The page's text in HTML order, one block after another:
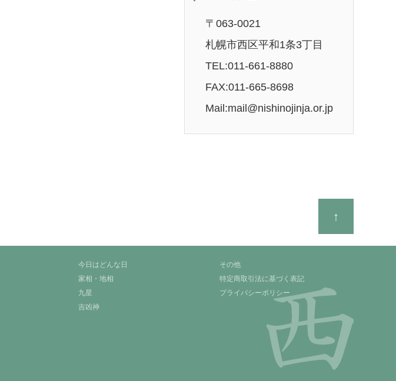
〒063-0021
札幌市西区平和1条3丁目
TEL:011-661-8880
FAX:011-665-8698
Mail:mail@nishinojinja.or.jp
↑
今日はどんな日
家相・地相
九星
吉凶神
その他
特定商取引法に基づく表記
プライバシーポリシー